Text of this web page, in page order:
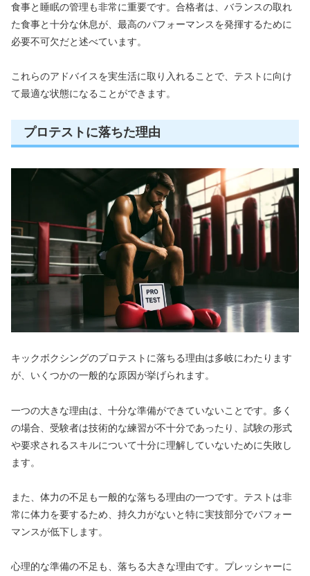
食事と睡眠の管理も非常に重要です。合格者は、バランスの取れ
た食事と十分な休息が、最高のパフォーマンスを発揮するために
必要不可欠だと述べています。
これらのアドバイスを実生活に取り入れることで、テストに向け
て最適な状態になることができます。
プロテストに落ちた理由
キックボクシングのプロテストに落ちる理由は多岐にわたります
が、いくつかの一般的な原因が挙げられます。
一つの大きな理由は、十分な準備ができていないことです。多く
の場合、受験者は技術的な練習が不十分であったり、試験の形式
や要求されるスキルについて十分に理解していないために失敗し
ます。
また、体力の不足も一般的な落ちる理由の一つです。テストは非
常に体力を要するため、持久力がないと特に実技部分でパフォー
マンスが低下します。
心理的な準備の不足も、落ちる大きな理由です。プレッシャーに